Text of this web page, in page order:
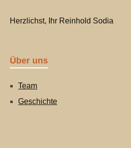
Herzlichst, Ihr Reinhold Sodia
Über uns
Team
Geschichte